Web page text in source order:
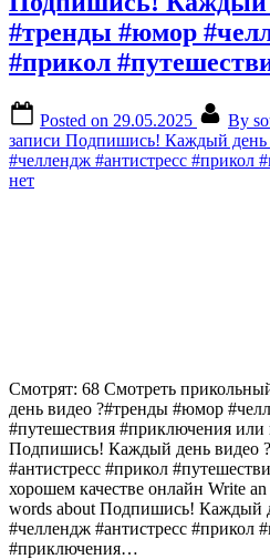
#тренды #юмор
#прикол
Posted on 29.05.2025 By
записи Подпишись! Каждый
#челлендж #антистресс #прикол
нет
Смотрят: 68 Смотреть
день видео ?#тренды #юмор
#путешествия #приключения
Подпишись! Каждый день видео
#антистресс #прикол
хорошем качестве онлайн Write
words about Подпишись! Каждый
#челлендж #антистресс #прикол
#приключения…